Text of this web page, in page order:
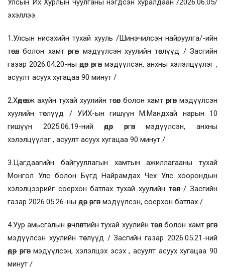
Улсын Их Хурлын чуулганы нэгдсэн хуралдаан /2026.06.05/
эхэллээ.
1.Улсын нисэхийн тухай хууль /Шинэчилсэн найруулга/-ийн
төсөл болон хамт өргөн мэдүүлсэн хуулийн төслүүд / Засгийн
газар 2026.04.20-ны өдөр өргөн мэдүүлсэн, анхны хэлэлцүүлэг ,
асуулт асуух хугацаа 90 минут /
2.Хөдөө аж ахуйн тухай хуулийн төсөл болон хамт өргөн мэдүүлсэн
хуулийн төслүүд / УИХ-ын гишүүн М.Мандхай нарын 10
гишүүн 2025.06.19-ний өдөр өргөн мэдүүлсэн, анхны
хэлэлцүүлэг , асуулт асуух хугацаа 90 минут /
3.Цагдаагийн байгууллагын хамтын ажиллагааны тухай
Монгол Улс болон Бүгд Найрамдах Чех Улс хоорондын
хэлэлцээрийг соёрхон батлах тухай хуулийн төсөл / Засгийн
газар 2026.05.26-ны өдөр өргөн мэдүүлсэн, соёрхон батлах /
4.Уур амьсгалын өөрчлөлтийн тухай хуулийн төсөл болон хамт өргөн
мэдүүлсэн хуулийн төслүүд / Засгийн газар 2026.05.21-ний
өдөр өргөн мэдүүлсэн, хэлэлцэх эсэх , асуулт асуух хугацаа 90
минут /